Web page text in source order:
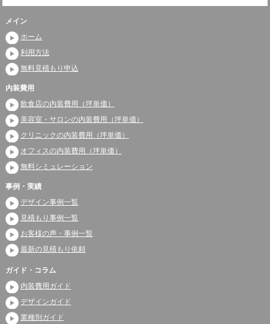
メイン
ホーム
利用方法
無料見積もり申込
内装費用
飲食店の内装費用（坪単価）
美容室・サロンの内装費用（坪単価）
クリニックの内装費用（坪単価）
オフィスの内装費用（坪単価）
無料シミュレーション
事例・実績
デザイン事例一覧
見積もり事例一覧
お客様の声・事例一覧
最新の見積もり依頼
ガイド・コラム
内装費用ガイド
デザインガイド
業種別ガイド